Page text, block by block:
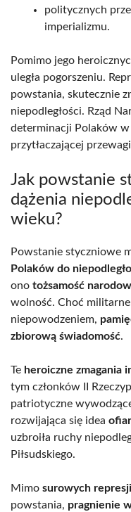
politycznych
imperializmu.
Pomimo jego
uległa pogorszeniu.
powstania, skutecznie
niepodległości. Rząd
determinacji Polaków
przytłaczającej
Jak powstanie
dążenia
wieku?
Powstanie styczniowe
Polaków do
ono tożsamość
wolność. Choć militarne
niepowodzeniem,
zbiorową świadomość.
Te heroiczne zmagania
tym członków II
patriotyczne
rozwijająca się idea
uzbroiła ruchy
Piłsudskiego.
Mimo surowych represji
powstania, pragnienie